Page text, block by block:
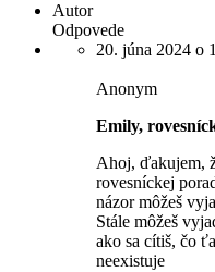
Autor
Odpovede
20. júna 2024 o
Anonym
Emily,
Ahoj, ďakujem,
rovesníckej
názor môžeš
Stále môžeš
ako sa cítiš, čo
neexistuje